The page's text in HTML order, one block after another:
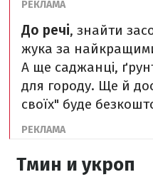
До речі, знайти
жука за
А ще саджанці,
для городу. Ще й
своїх" буде
Тмин и укроп